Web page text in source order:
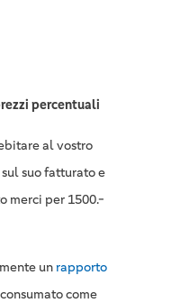
percentuali
al vostro
suo fatturato e
merci per 1500.-
un rapporto
come